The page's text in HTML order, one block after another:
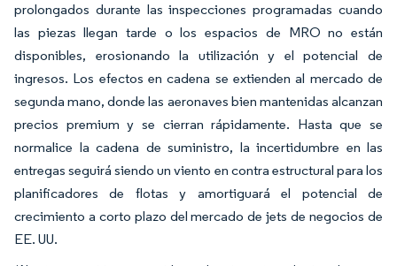
prolongados durante las inspecciones programadas cuando
las piezas llegan tarde o los espacios de MRO no están
disponibles, erosionando la utilización y el potencial de
ingresos. Los efectos en cadena se extienden al mercado de
segunda mano, donde las aeronaves bien mantenidas alcanzan
precios premium y se cierran rápidamente. Hasta que se
normalice la cadena de suministro, la incertidumbre en las
entregas seguirá siendo un viento en contra estructural para los
planificadores de flotas y amortiguará el potencial de
crecimiento a corto plazo del mercado de jets de negocios de
EE. UU.